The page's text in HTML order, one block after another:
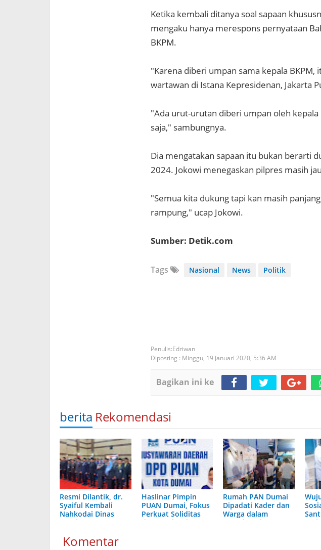
Ketika kembali ditanya soal sapaan
mengaku hanya merespons pernyataan
BKPM.
"Karena diberi umpan sama kepala BKPM,
wartawan di Istana Kepresidenan, Jakarta
"Ada urut-urutan diberi umpan oleh
saja," sambungnya.
Dia mengatakan sapaan itu bukan berarti
2024. Jokowi menegaskan pilpres masih
"Semua kita dukung tapi kan masih
rampung," ucap Jokowi.
Sumber: Detik.com
Tags Nasional News Politik
Edriwan
Diposting : Minggu, 19 Januari 2020, 5:36 AM
Bagikan ini ke
berita Rekomendasi
Resmi Dilantik, dr.
Syaiful Kembali
Nahkodai Dinas
Kesehatan Kota
Haslinar Pimpin
PUAN Dumai, Fokus
Perkuat Soliditas
dan Pemberdayaan
Rumah PAN Dumai
Dipadati Kader dan
Warga dalam
Agenda Buka
Yatim
Komentar